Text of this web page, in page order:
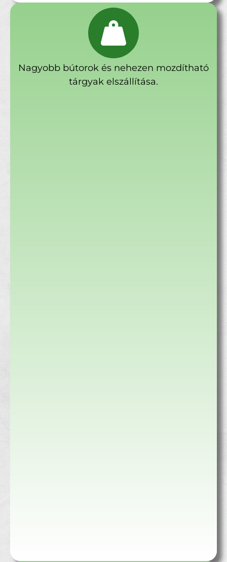
Nagyobb bútorok és nehezen mozdítható
tárgyak elszállítása.